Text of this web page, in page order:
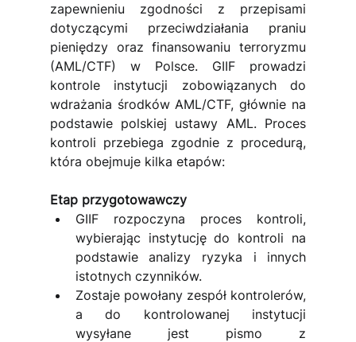
zapewnieniu zgodności z przepisami
dotyczącymi przeciwdziałania praniu
pieniędzy oraz finansowaniu terroryzmu
(AML/CTF) w Polsce. GIIF prowadzi
kontrole instytucji zobowiązanych do
wdrażania środków AML/CTF, głównie na
podstawie polskiej ustawy AML. Proces
kontroli przebiega zgodnie z procedurą,
która obejmuje kilka etapów:
Etap przygotowawczy
GIIF rozpoczyna proces kontroli,
wybierając instytucję do kontroli na
podstawie analizy ryzyka i innych
istotnych czynników.
Zostaje powołany zespół kontrolerów,
a do kontrolowanej instytucji
wysyłane jest pismo z